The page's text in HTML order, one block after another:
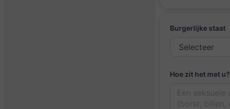
Burgerlijke staat
Hoe zit het met u?